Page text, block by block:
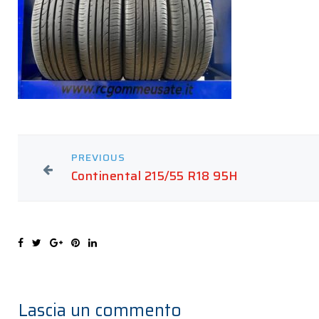
PREVIOUS
Continental 215/55 R18 95H
Lascia un commento